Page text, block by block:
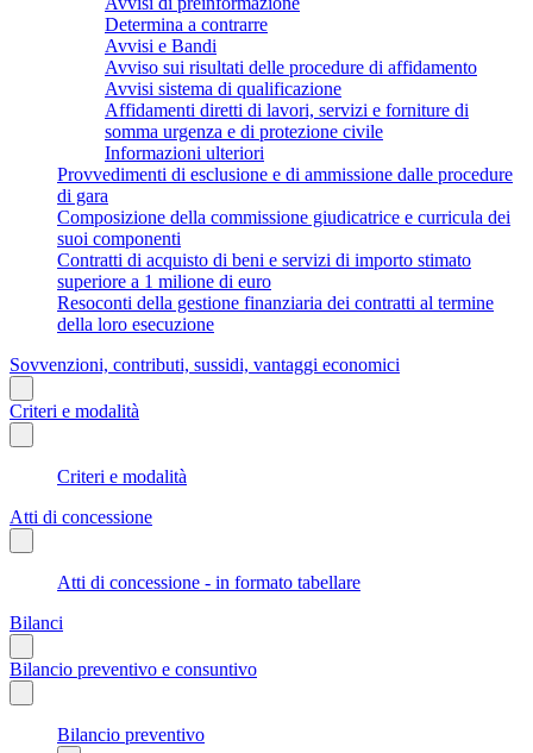
Determina a contrarre
Avvisi e Bandi
Avviso sui risultati delle procedure di affidamento
Avvisi sistema di qualificazione
Affidamenti diretti di lavori, servizi e forniture di
somma urgenza e di protezione civile
Informazioni ulteriori
Provvedimenti di esclusione e di ammissione dalle procedure
di gara
Composizione della commissione giudicatrice e curricula dei
suoi componenti
Contratti di acquisto di beni e servizi di importo stimato
superiore a 1 milione di euro
Resoconti della gestione finanziaria dei contratti al termine
della loro esecuzione
Sovvenzioni, contributi, sussidi, vantaggi economici
Criteri e modalità
Criteri e modalità
Atti di concessione
Atti di concessione - in formato tabellare
Bilanci
Bilancio preventivo e consuntivo
Bilancio preventivo